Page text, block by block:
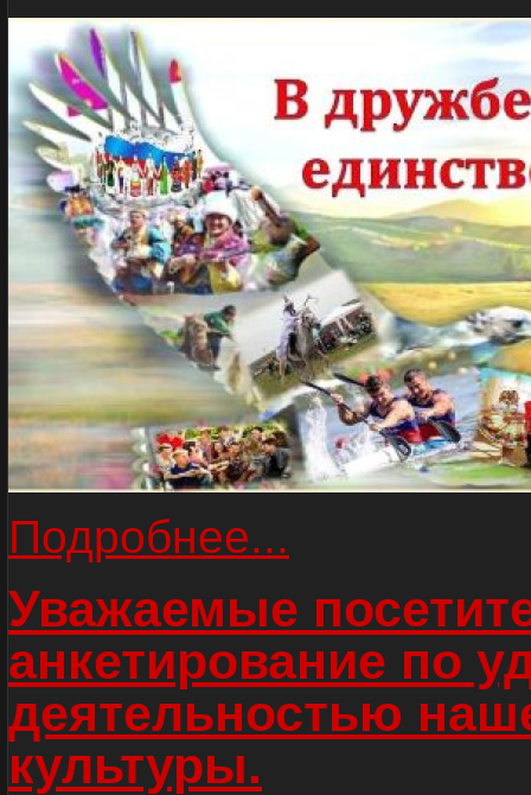
Подробнее...
Уважаемые
анкетирование по
деятельностью
культуры.